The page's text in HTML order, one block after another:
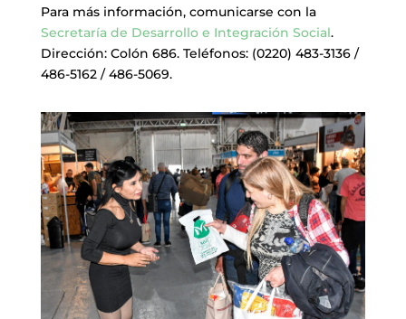
Para más información, comunicarse con la
Secretaría de Desarrollo e Integración Social.
Dirección: Colón 686. Teléfonos: (0220) 483-3136 /
486-5162 / 486-5069.